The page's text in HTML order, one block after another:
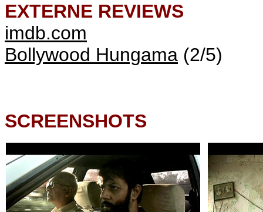
EXTERNE REVIEWS
imdb.com
Bollywood Hungama (2/5)
SCREENSHOTS